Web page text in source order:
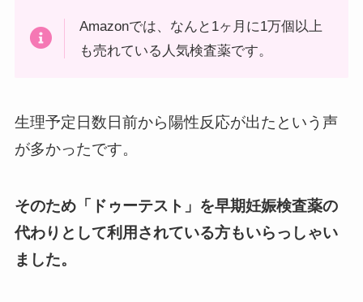
Amazonでは、なんと1ヶ月に1万個以上
も売れている人気検査薬です。
生理予定日数日前から陽性反応が出たという声
が多かったです。
そのため「ドゥーテスト」を早期妊娠検査薬の
代わりとして利用されている方もいらっしゃい
ました。